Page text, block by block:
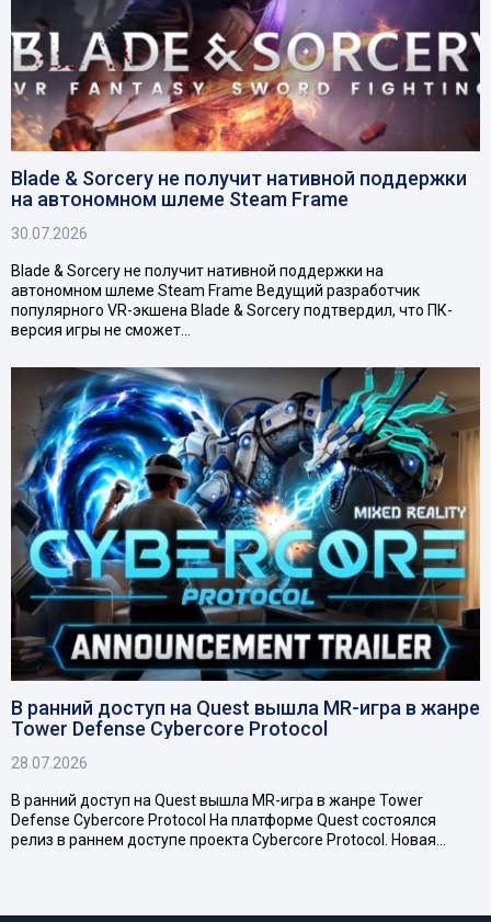
Blade & Sorcery не получит нативной поддержки
на автономном шлеме Steam Frame
30.07.2026
Blade & Sorcery не получит нативной поддержки на
автономном шлеме Steam Frame Ведущий разработчик
популярного VR-экшена Blade & Sorcery подтвердил, что ПК-
версия игры не сможет…
В ранний доступ на Quest вышла MR-игра в жанре
Tower Defense Cybercore Protocol
28.07.2026
В ранний доступ на Quest вышла MR-игра в жанре Tower
Defense Cybercore Protocol На платформе Quest состоялся
релиз в раннем доступе проекта Cybercore Protocol. Новая…